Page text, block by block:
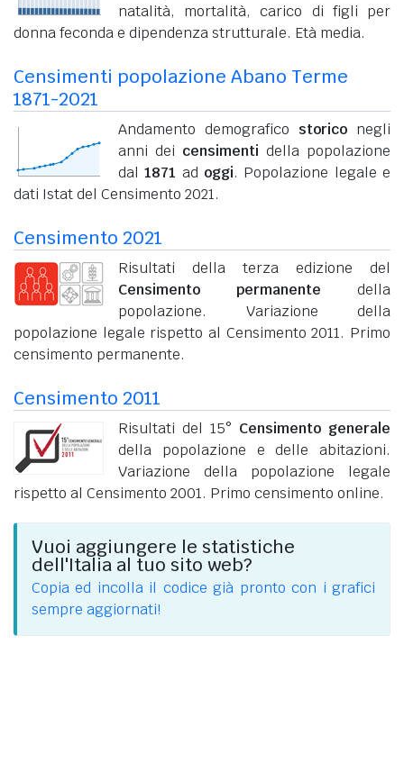
natalità, mortalità, carico di figli per
donna feconda e dipendenza strutturale. Età media.
Censimenti popolazione Abano Terme
1871-2021
Andamento demografico storico negli
anni dei censimenti della popolazione
dal1871 ad oggi. Popolazione legale e
dati Istat del Censimento 2021.
Censimento 2021
Risultati della terza edizione del
Censimento permanente della
popolazione. Variazione della
popolazione legale rispetto al Censimento 2011. Primo
censimento permanente.
Censimento 2011
Risultati del 15° Censimento generale
della popolazione e delle abitazioni.
Variazione della popolazione legale
rispetto al Censimento 2001. Primo censimento online.
Vuoi aggiungere le statistiche
dell'Italia al tuo sito web?
Copia ed incolla il codice già pronto con i grafici
sempre aggiornati!